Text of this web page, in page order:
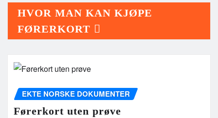
HVOR MAN KAN KJØPE
FØRERKORT
EKTE NORSKE DOKUMENTER
Førerkort uten prøve